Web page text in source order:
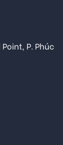
P. Phúc